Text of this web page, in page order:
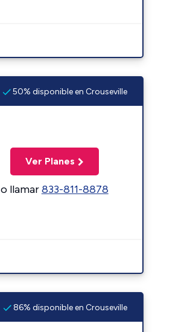
50% disponible en Crouseville
Ver Planes
o llamar833-811-8878
86% disponible en Crouseville